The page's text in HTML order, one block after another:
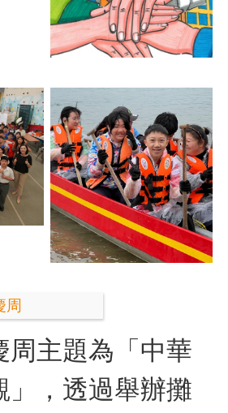
周
周主題為「中華
」，透過舉辦攤